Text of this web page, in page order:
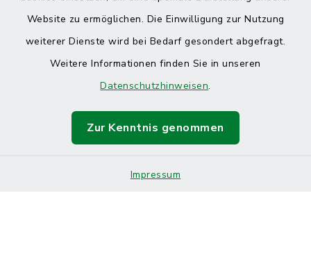
Website zu ermöglichen. Die Einwilligung zur Nutzung
weiterer Dienste wird bei Bedarf gesondert abgefragt.
Weitere Informationen finden Sie in unseren
Datenschutzhinweisen.
Zur Kenntnis genommen
Impressum
Barrierefreiheit
Sitemap